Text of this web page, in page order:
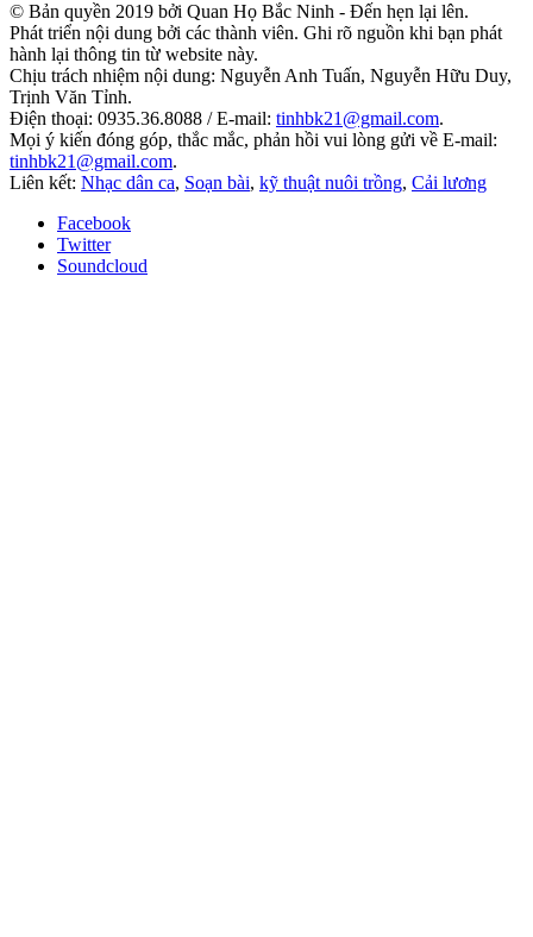
© Bản quyền 2019 bởi Quan Họ Bắc Ninh - Đến hẹn lại lên.
Phát triển nội dung bởi các thành viên. Ghi rõ nguồn khi bạn phát
hành lại thông tin từ website này.
Chịu trách nhiệm nội dung: Nguyễn Anh Tuấn, Nguyễn Hữu Duy,
Trịnh Văn Tỉnh.
Điện thoại: 0935.36.8088 / E-mail: tinhbk21@gmail.com.
Mọi ý kiến đóng góp, thắc mắc, phản hồi vui lòng gửi về E-mail:
tinhbk21@gmail.com.
Liên kết: Nhạc dân ca, Soạn bài, kỹ thuật nuôi trồng, Cải lương
Facebook
Twitter
Soundcloud